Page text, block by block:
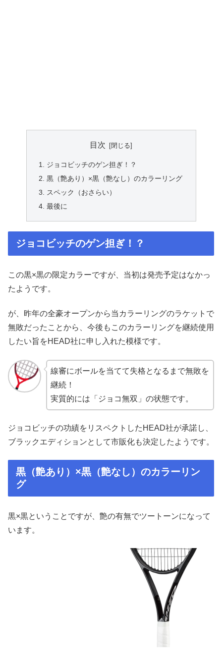
目次
ジョコビッチのゲン担ぎ！？
黒（艶あり）×黒（艶なし）のカラーリング
スペック（おさらい）
最後に
ジョコビッチのゲン担ぎ！？
この黒×黒の限定カラーですが、当初は発売予定はなかっ
たようです。
が、昨年の全豪オープンから当カラーリングのラケットで
無敗だったことから、今後もこのカラーリングを継続使用
したい旨をHEAD社に申し入れた模様です。
線審にボールを当てて失格となるまで無敗を
継続！
実質的には「ジョコ無双」の状態です。
ジョコビッチの功績をリスペクトしたHEAD社が承諾し、
ブラックエディションとして市販化も決定したようです。
黒（艶あり）×黒（艶なし）のカラーリン
グ
黒×黒ということですが、艶の有無でツートーンになって
います。